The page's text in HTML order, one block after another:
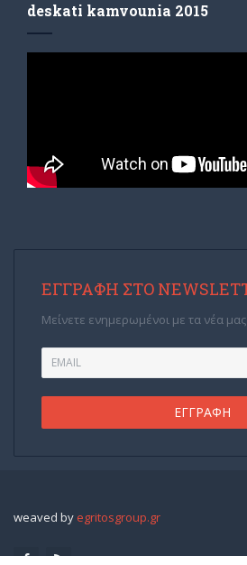
deskati kamvounia 2015
ΕΓΓΡΑΦΉ ΣΤΟ
Μείνετε ενημερωμένοι με τα νέα μας
weaved by egritosgroup.gr